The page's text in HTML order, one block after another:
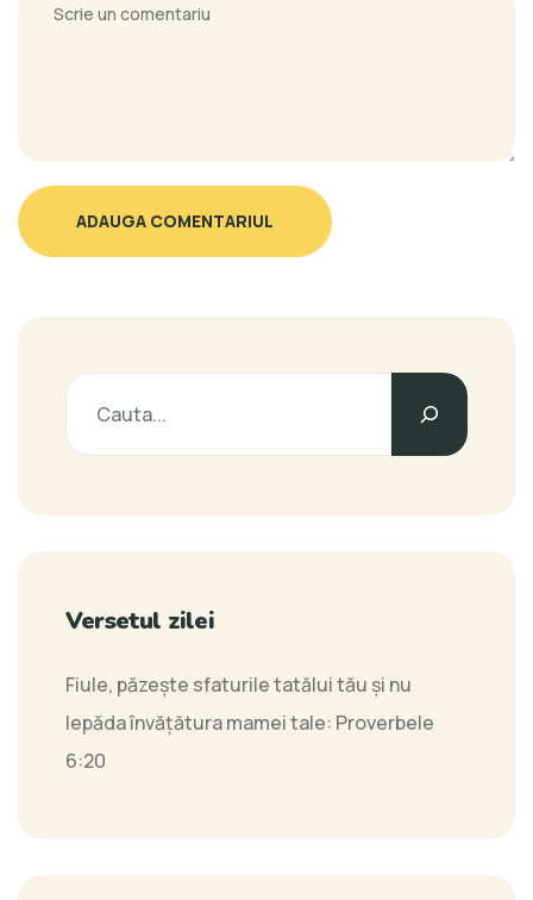
ADAUGA COMENTARIUL
Versetul zilei
Fiule, păzeşte sfaturile tatălui tău şi nu
lepăda învăţătura mamei tale: Proverbele
6:20